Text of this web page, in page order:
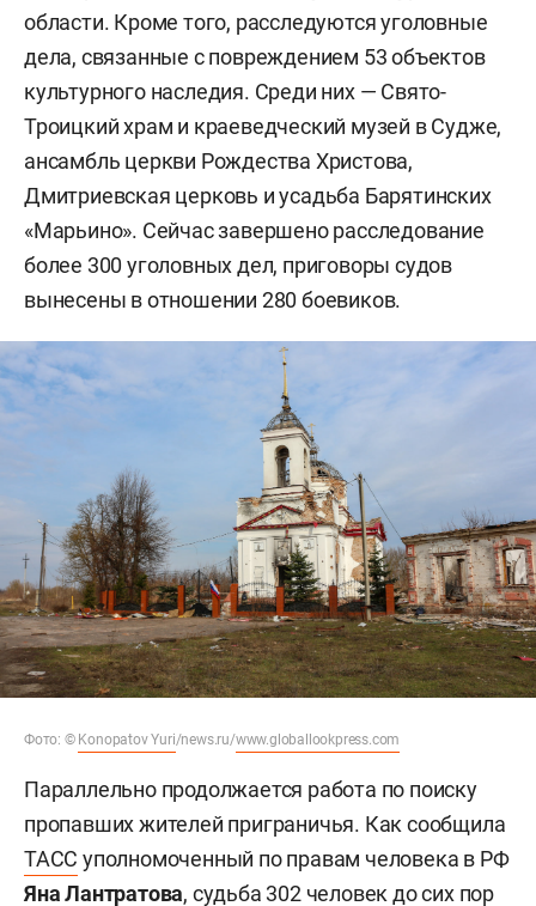
области. Кроме того, расследуются уголовные
дела, связанные с повреждением 53 объектов
культурного наследия. Среди них — Свято-
Троицкий храм и краеведческий музей в Судже,
ансамбль церкви Рождества Христова,
Дмитриевская церковь и усадьба Барятинских
«Марьино». Сейчас завершено расследование
более 300 уголовных дел, приговоры судов
вынесены в отношении 280 боевиков.
Фото: © Konopatov Yuri/news.ru/www.globallookpress.com
Параллельно продолжается работа по поиску
пропавших жителей приграничья. Как сообщила
ТАСС уполномоченный по правам человека в РФ
Яна Лантратова, судьба 302 человек до сих пор